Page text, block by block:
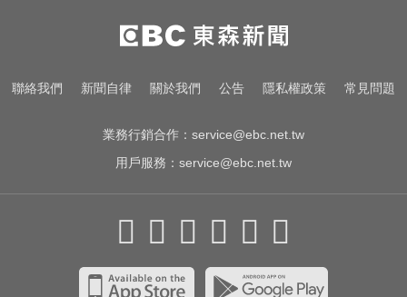
王凱過世還回棚內拍戲？製作人靈
堂喊：你殺青了
愛玩車／北極星新車 275匹馬力媲
聯絡我們 新聞自律 關於我們 公告 隱私權政策 常見問題
業務行銷合作： service@ebc.net.tw
用戶服務： service@ebc.net.tw